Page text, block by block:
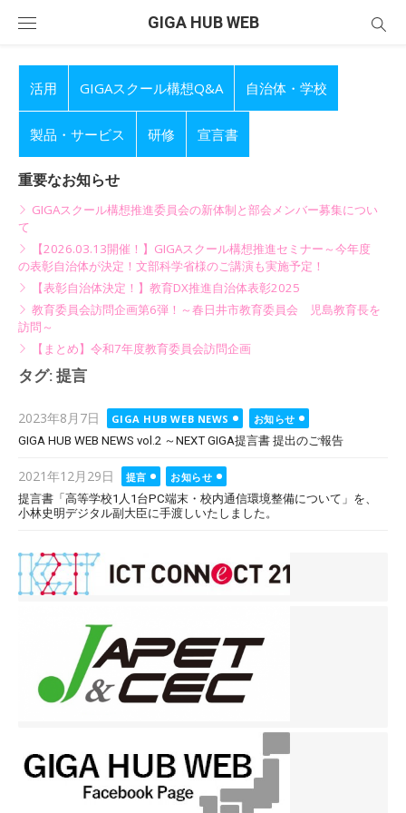
GIGA HUB WEB
活用 GIGAスクール構想Q&A 自治体・学校
製品・サービス 研修 宣言書
重要なお知らせ
GIGAスクール構想推進委員会の新体制と部会メンバー募集につい
て
【2026.03.13開催！】GIGAスクール構想推進セミナー～今年度
の表彰自治体が決定！文部科学省様のご講演も実施予定！
【表彰自治体決定！】教育DX推進自治体表彰2025
教育委員会訪問企画第6弾！～春日井市教育委員会 児島教育長を
訪問～
【まとめ】令和7年度教育委員会訪問企画
タグ: 提言
Posted
on
2023年8月7日 GIGA HUB WEB NEWS
お知らせ
GIGA HUB WEB NEWS vol.2 ～NEXT GIGA提言書 提出のご報告
Posted
on
2021年12月29日 提言
お知らせ
提言書「高等学校1人1台PC端末・校内通信環境整備について」を、
小林史明デジタル副大臣に手渡しいたしました。